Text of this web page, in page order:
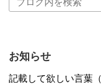
お知らせ
記載して欲しい言葉